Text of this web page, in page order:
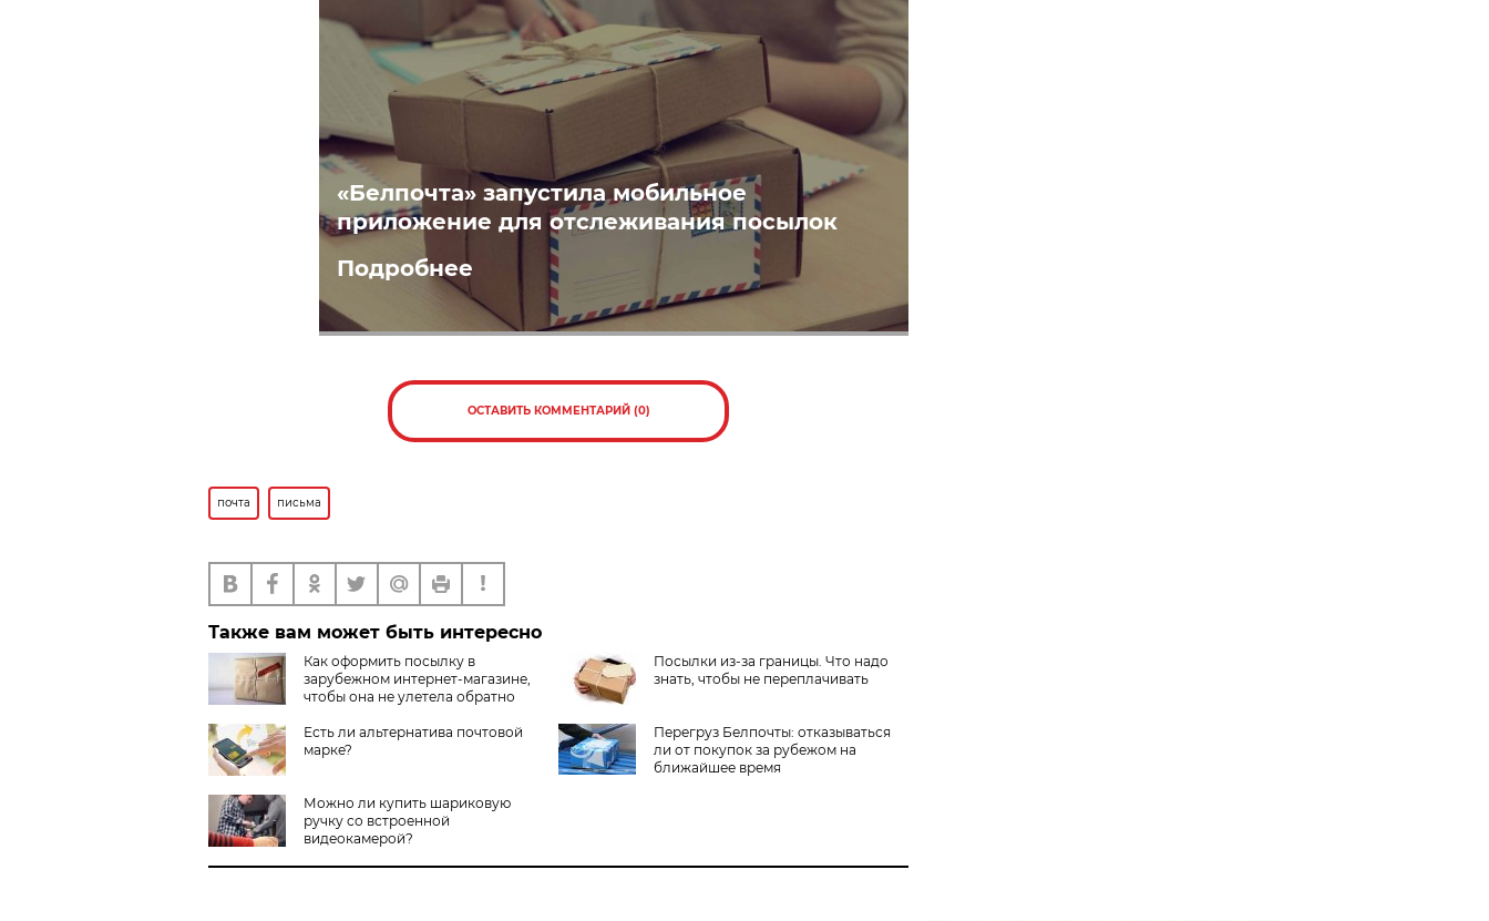
«Белпочта» запустила мобильное
приложение для отслеживания посылок
Подробнее
ОСТАВИТЬ КОММЕНТАРИЙ (0)
почта письма
Также вам может быть интересно
Как оформить посылку в
зарубежном интернет-магазине,
чтобы она не улетела обратно
Посылки из-за границы. Что надо
знать, чтобы не переплачивать
Есть ли альтернатива почтовой
марке?
Перегруз Белпочты: отказываться
ли от покупок за рубежом на
ближайшее время
Можно ли купить шариковую
ручку со встроенной
видеокамерой?